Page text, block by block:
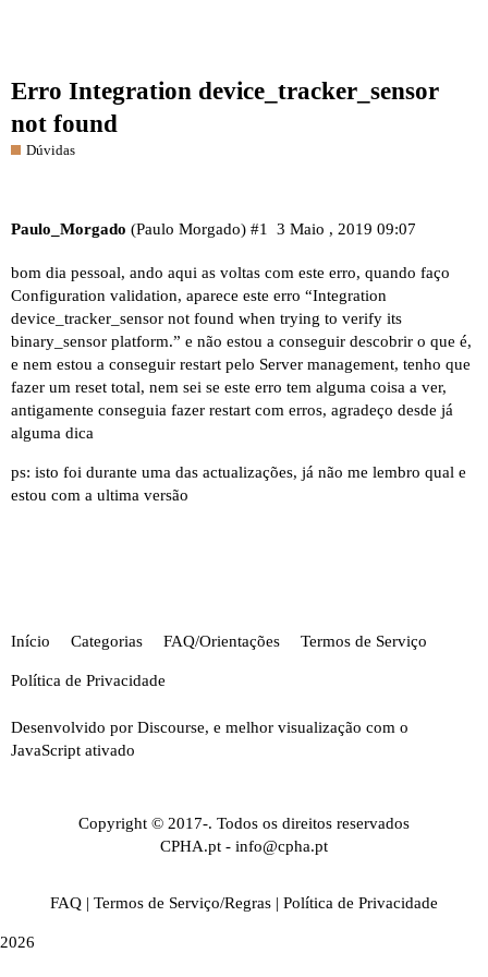
Erro Integration device_tracker_sensor
not found
Dúvidas
Paulo_Morgado (Paulo Morgado) 3 Maio , 2019 09:07
#1
bom dia pessoal, ando aqui as voltas com este erro, quando faço
Configuration validation, aparece este erro “Integration
device_tracker_sensor not found when trying to verify its
binary_sensor platform.” e não estou a conseguir descobrir o que é,
e nem estou a conseguir restart pelo Server management, tenho que
fazer um reset total, nem sei se este erro tem alguma coisa a ver,
antigamente conseguia fazer restart com erros, agradeço desde já
alguma dica
ps: isto foi durante uma das actualizações, já não me lembro qual e
estou com a ultima versão
Início Categorias FAQ/Orientações Termos de Serviço
Política de Privacidade
Desenvolvido por Discourse, e melhor visualização com o
JavaScript ativado
Copyright © 2017-. Todos os direitos reservados
CPHA.pt - info@cpha.pt
FAQ | Termos de Serviço/Regras | Política de Privacidade
2026